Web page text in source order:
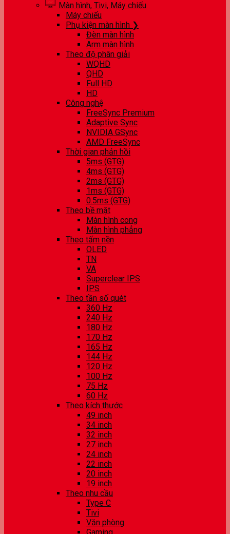
Màn hình, Tivi, Máy chiếu
Máy chiếu
Phụ kiện màn hình ❯
Đèn màn hình
Arm màn hình
Theo độ phân giải
WQHD
QHD
Full HD
HD
Công nghệ
FreeSync Premium
Adaptive Sync
NVIDIA GSync
AMD FreeSync
Thời gian phản hồi
5ms (GTG)
4ms (GTG)
2ms (GTG)
1ms (GTG)
0.5ms (GTG)
Theo bề mặt
Màn hình cong
Màn hình phẳng
Theo tấm nền
OLED
TN
VA
Superclear IPS
IPS
Theo tần số quét
360 Hz
240 Hz
180 Hz
170 Hz
165 Hz
144 Hz
120 Hz
100 Hz
75 Hz
60 Hz
Theo kích thước
49 inch
34 inch
32 inch
27 inch
24 inch
22 inch
20 inch
19 inch
Theo nhu cầu
Type C
Tivi
Văn phòng